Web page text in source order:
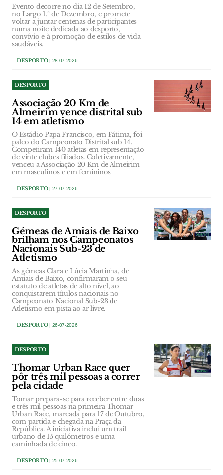
Evento decorre no dia 12 de Setembro,
no Largo 1.º de Dezembro, e promete
voltar a juntar centenas de participantes
numa noite dedicada ao desporto,
convívio e à promoção de estilos de vida
saudáveis.
DESPORTO| 28-07-2026
DESPORTO
Associação 20 Km de
Almeirim vence distrital sub
14 em atletismo
O Estádio Papa Francisco, em Fátima, foi
palco do Campeonato Distrital sub 14.
Competiram 140 atletas em representação
de vinte clubes filiados. Coletivamente,
venceu a Associação 20 Km de Almeirim
em masculinos e em femininos
DESPORTO| 27-07-2026
DESPORTO
Gémeas de Amiais de Baixo
brilham nos Campeonatos
Nacionais Sub-23 de
Atletismo
As gémeas Clara e Lúcia Martinha, de
Amiais de Baixo, confirmaram o seu
estatuto de atletas de alto nível, ao
conquistarem títulos nacionais no
Campeonato Nacional Sub-23 de
Atletismo em pista ao ar livre.
DESPORTO| 26-07-2026
DESPORTO
Thomar Urban Race quer
pôr três mil pessoas a correr
pela cidade
Tomar prepara-se para receber entre duas
e três mil pessoas na primeira Thomar
Urban Race, marcada para 17 de Outubro,
com partida e chegada na Praça da
República. A iniciativa inclui um trail
urbano de 15 quilómetros e uma
caminhada de cinco.
DESPORTO| 25-07-2026